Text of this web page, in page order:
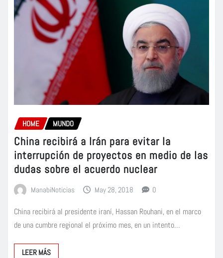
HOME MUNDO
China recibirá a Irán para evitar la
interrupción de proyectos en medio de las
dudas sobre el acuerdo nuclear
ManabiNoticias May 28, 2018 0
China recibirá al presidente iraní, Hassan Rouhani, en el marco
de una cumbre regional el próximo mes, en un intento…
LEER MÁS